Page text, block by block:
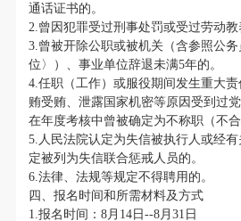
通话证书的。
2.曾因犯罪受过刑事处罚或受过劳动教
3.曾被开除公职或被机关（含参照公
位〉）、事业单位辞退未满5年的。
4.任职（工作）或服役期间发生重大
贿受贿、泄露国家机密等原因受到过
在年度考核中曾被确定为不称职（不合
5.人民法院认定为失信被执行人或经
定被列为失信联合惩戒人员的。
6.法律、法规等规定不得聘用的。
四、报名时间和所需材料及方式
1.报名时间：8月14日--8月31日